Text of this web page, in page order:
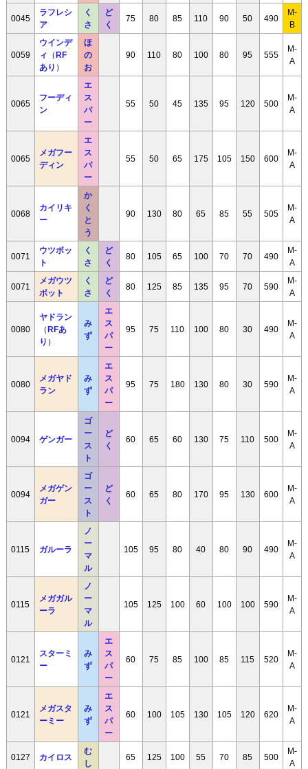
0045
ラフレシ
ア
く
さ
ど
く
75 80 85 110 90 50 490
M-
B
0059
ウインデ
ィ
（ RF
あり ）
ほ
の
お
90 110 80 100 80 95 555
M-
A
0065
フーディ
ン
エ
ス
パ
ー
55 50 45 135 95 120 500
M-
A
0065
メガフー
ディン
エ
ス
パ
ー
55 50 65 175 105 150 600
M-
A
0068
カイリキ
ー
か
く
と
う
90 130 80 65 85 55 505
M-
A
0071
ウツボッ
ト
く
さ
ど
く
80 105 65 100 70 70 490
M-
A
0071
メガウツ
ボット
く
さ
ど
く
80 125 85 135 95 70 590
M-
A
0080
ヤドラン
（ RFあ
り ）
み
ず
エ
ス
パ
ー
95 75 110 100 80 30 490
M-
A
0080
メガヤド
ラン
み
ず
エ
ス
パ
ー
95 75 180 130 80 30 590
M-
A
0094 ゲンガー
ゴ
ー
ス
ト
ど
く
60 65 60 130 75 110 500
M-
A
0094
メガゲン
ガー
ゴ
ー
ス
ト
ど
く
60 65 80 170 95 130 600
M-
A
0115 ガルーラ
ノ
ー
マ
ル
105 95 80 40 80 90 490
M-
A
0115
メガガル
ーラ
ノ
ー
マ
ル
105 125 100 60 100 100 590
M-
A
0121
スターミ
ー
み
ず
エ
ス
パ
ー
60 75 85 100 85 115 520
M-
A
0121
メガスタ
ーミー
み
ず
エ
ス
パ
ー
60 100 105 130 105 120 620
M-
A
0127 カイロス
む
し
65 125 100 55 70 85 500
M-
A